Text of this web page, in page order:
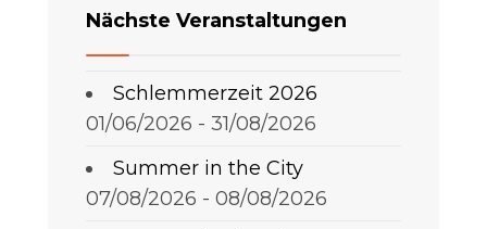
Nächste Veranstaltungen
Schlemmerzeit 2026
01/06/2026 - 31/08/2026
Summer in the City
07/08/2026 - 08/08/2026